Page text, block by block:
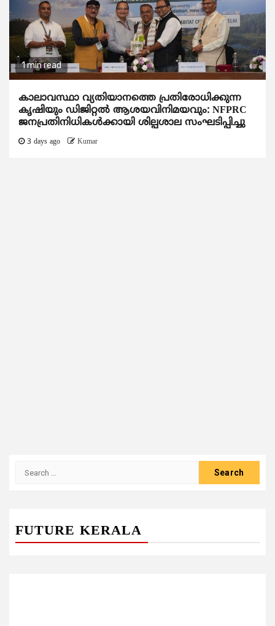
1 min read
കാലാവസ്ഥാ വ്യതിയാനത്തെ പ്രതിരോധിക്കുന്ന
കൃഷിയും ഡിജിറ്റൽ ആശയവിനിമയവും: NFPRC
ജനപ്രതിനിധികൾക്കായി ശില്പശാല സംഘടിപ്പിച്ചു
3 days ago Kumar
FUTURE KERALA